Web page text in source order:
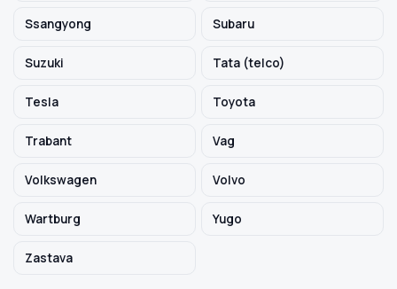
Ssangyong Subaru
Suzuki Tata (telco)
Tesla Toyota
Trabant Vag
Volkswagen Volvo
Wartburg Yugo
Zastava